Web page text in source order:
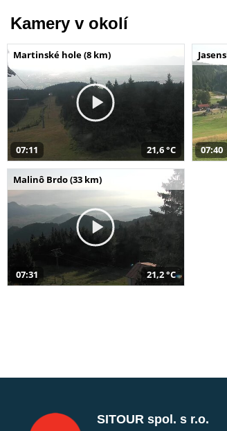
Kamery v okolí
Martinské hole (8 km)
07:11 21,6 °C 07:40
Malinô Brdo (33 km)
07:31 21,2 °C
SITOUR spol. s r.o.